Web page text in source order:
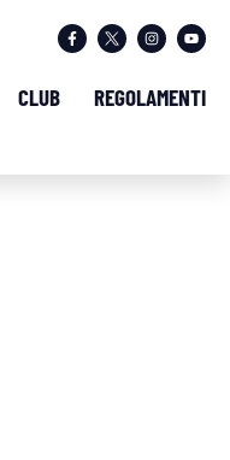
CLUB REGOLAMENTI